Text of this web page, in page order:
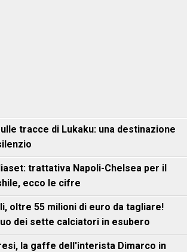
tracce di Lukaku: una destinazione
trattativa Napoli-Chelsea per il
ecco le cifre
oltre 55 milioni di euro da tagliare!
dei sette calciatori in esubero
la gaffe dell'interista Dimarco in